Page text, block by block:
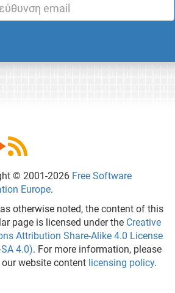
© 2001-2026 Free Software
Europe.
otherwise noted, the content of this
page is licensed under the Creative
Attribution Share-Alike 4.0 License
SA 4.0). For more information, please
our website content licensing policy.